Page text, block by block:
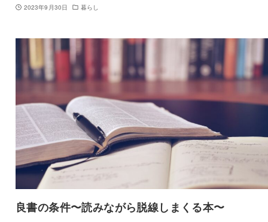
2023年9月30日 暮らし
良書の条件〜読みながら脱線しまくる本〜